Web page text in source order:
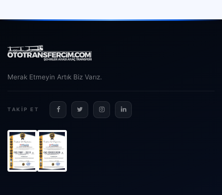
Merak Etmeyin Artık Biz Varız.
TAKIP ET